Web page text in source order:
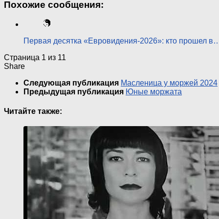
Похожие сообщения:
Первая десятка «Евровидения-2026»: кто прошел
Страница 1 из 11
Share
Следующая публикация Масленица у моржей 2024
Предыдущая публикация Юные моржата
Читайте также: